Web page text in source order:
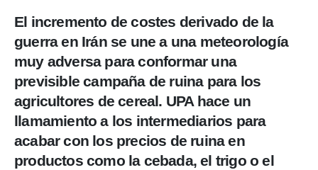
El incremento de costes derivado de la
guerra en Irán se une a una meteorología
muy adversa para conformar una
previsible campaña de ruina para los
agricultores de cereal. UPA hace un
llamamiento a los intermediarios para
acabar con los precios de ruina en
productos como la cebada, el trigo o el